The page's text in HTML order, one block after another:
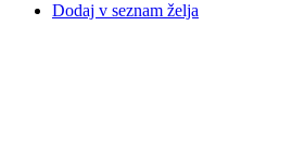
Dodaj v seznam želja